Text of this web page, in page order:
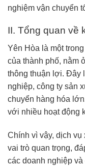
nghiệm vận chuyển
II. Tổng quan về
Yên Hòa là một
của thành phố, nằm
thông thuận lợi. Đây
nghiệp, công ty sản
chuyển hàng hóa
với nhiều hoạt động
Chính vì vậy, dịch
vai trò quan trọng,
các doanh nghiệp